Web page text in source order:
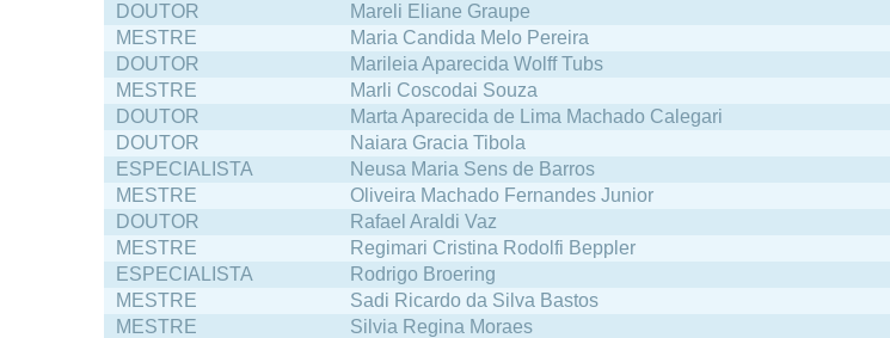
DOUTOR
Mareli Eliane Graupe
MESTRE
Maria Candida Melo Pereira
DOUTOR
Marileia Aparecida Wolff Tubs
MESTRE
Marli Coscodai Souza
DOUTOR
Marta Aparecida de Lima Machado Calegari
DOUTOR
Naiara Gracia Tibola
ESPECIALISTA
Neusa Maria Sens de Barros
MESTRE
Oliveira Machado Fernandes Junior
DOUTOR
Rafael Araldi Vaz
MESTRE
Regimari Cristina Rodolfi Beppler
ESPECIALISTA
Rodrigo Broering
MESTRE
Sadi Ricardo da Silva Bastos
MESTRE
Silvia Regina Moraes